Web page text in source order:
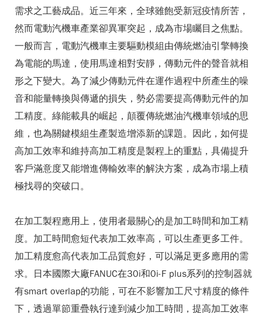
需求之工藝成品。近三年來，全球雖飽受新冠疫情所苦，
然而電動汽機車產業卻異軍突起，成為市場矚目之焦點。
一般而言，電動汽機車主要驅動模組由傳統燃油引擎轉換
為電能的馬達，使用馬達相對安靜，傳動元件的聲音就相
形之下變大。為了減少傳動元件在運作過程中所產生的噪
音和能量轉換與傳遞的損失，勢必需要提高傳動元件的加
工精度。綠能載具的崛起，顛覆傳統燃油汽機車領域的思
維，也為關鍵模組生產製造增添新的課題。因此，如何提
高加工效率和維持高加工精度是製程上的重點，具備提升
客戶滿意度又能增進傳輸效率的解決方案，成為市場上積
極找尋的突破口。
在加工製程應用上，使用者最關心的是加工時間和加工精
度。加工時間愈短代表加工效率高，可以生產更多工件。
加工精度愈高代表加工品質愈好，可以滿足更多應用的需
求。日本國際大廠FANUC在30i和0i-F plus系列的控制器就
有smart overlap的功能，可在不影響加工尺寸精度的條件
下，透過單節重疊執行達到減少加工時間，提高加工效率